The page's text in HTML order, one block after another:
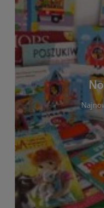
W tej sekcji
audiobooki oraz
zbiorów
Starachowicach.
aby Czytelnicy mogli
tytuły i najciekawsze
pozycja
informacją o
do częstych
niemal każdego
zawsze będziesz
jako